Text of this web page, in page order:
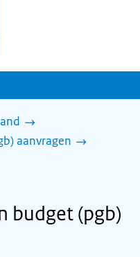
aanvragen
budget (pgb)